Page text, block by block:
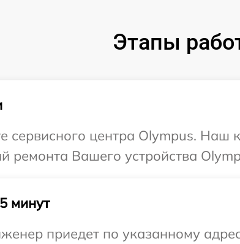
Этапы
сервисного центра Olympus. Наш
ремонта Вашего устройства
минут
приедет по указанному